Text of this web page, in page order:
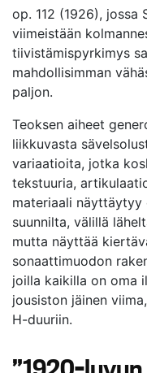
op. 112 (1926), jossa
viimeistään
tiivistämispyrkimys
mahdollisimman
paljon.
Teoksen aiheet
liikkuvasta
variaatioita, jotka
tekstuuria,
materiaali näyttäytyy
suunnilta, välillä
mutta näyttää
sonaattimuodon
joilla kaikilla on oma
jousiston jäinen
H-duuriin.